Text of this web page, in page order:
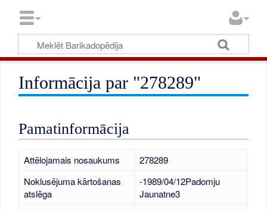
Informācija par "278289"
Pamatinformācija
Attēlojamais nosaukums
278289
Noklusējuma kārtošanas
atslēga
-1989/04/12Padomju
Jaunatne3